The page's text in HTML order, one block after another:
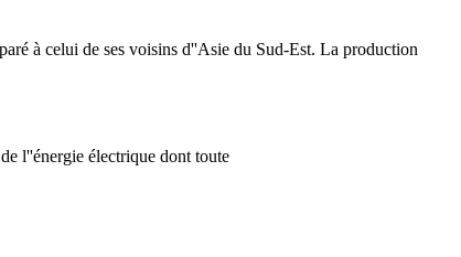
à celui de ses voisins d''Asie du Sud-Est. La production
l''énergie électrique dont toute